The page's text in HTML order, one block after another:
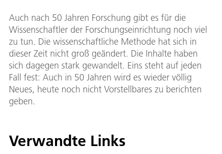
Auch nach 50 Jahren Forschung gibt es für die
Wissenschaftler der Forschungseinrichtung noch viel
zu tun. Die wissenschaftliche Methode hat sich in
dieser Zeit nicht groß geändert. Die Inhalte haben
sich dagegen stark gewandelt. Eins steht auf jeden
Fall fest: Auch in 50 Jahren wird es wieder völlig
Neues, heute noch nicht Vorstellbares zu berichten
geben.
Verwandte Links